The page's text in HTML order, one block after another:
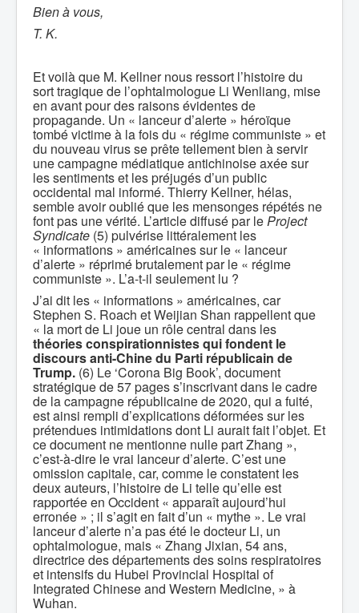
Bien à vous,
T. K.
Et voilà que M. Kellner nous ressort l’histoire du
sort tragique de l’ophtalmologue Li Wenliang, mise
en avant pour des raisons évidentes de
propagande. Un « lanceur d’alerte » héroïque
tombé victime à la fois du « régime communiste » et
du nouveau virus se prête tellement bien à servir
une campagne médiatique antichinoise axée sur
les sentiments et les préjugés d’un public
occidental mal informé. Thierry Kellner, hélas,
semble avoir oublié que les mensonges répétés ne
font pas une vérité. L’article diffusé par leProject
Syndicate (5) pulvérise littéralement les
« informations » américaines sur le « lanceur
d’alerte » réprimé brutalement par le « régime
communiste ». L’a-t-il seulement lu ?
J’ai dit les « informations » américaines, car
Stephen S. Roach et Weijian Shan rappellent que
« la mort de Li joue un rôle central dans les
théories conspirationnistes qui fondent le
discours anti-Chine du Parti républicain de
Trump. (6) Le ‘Corona Big Book’, document
stratégique de 57 pages s’inscrivant dans le cadre
de la campagne républicaine de 2020, qui a fuité,
est ainsi rempli d’explications déformées sur les
prétendues intimidations dont Li aurait fait l’objet. Et
ce document ne mentionne nulle part Zhang »,
c’est-à-dire le vrai lanceur d’alerte. C’est une
omission capitale, car, comme le constatent les
deux auteurs, l’histoire de Li telle qu’elle est
rapportée en Occident « apparaît aujourd’hui
erronée » ; il s’agit en fait d’un « mythe ». Le vrai
lanceur d’alerte n’a pas été le docteur Li, un
ophtalmologue, mais « Zhang Jixian, 54 ans,
directrice des départements des soins respiratoires
et intensifs du Hubei Provincial Hospital of
Integrated Chinese and Western Medicine, » à
Wuhan.